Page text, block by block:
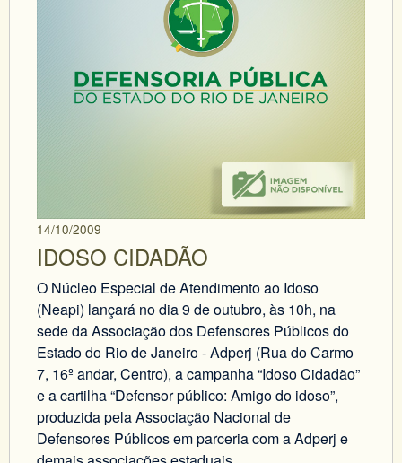
14/10/2009
IDOSO CIDADÃO
O Núcleo Especial de Atendimento ao Idoso
(Neapi) lançará no dia 9 de outubro, às 10h, na
sede da Associação dos Defensores Públicos do
Estado do Rio de Janeiro - Adperj (Rua do Carmo
7, 16º andar, Centro), a campanha “Idoso Cidadão”
e a cartilha “Defensor público: Amigo do idoso”,
produzida pela Associação Nacional de
Defensores Públicos em parceria com a Adperj e